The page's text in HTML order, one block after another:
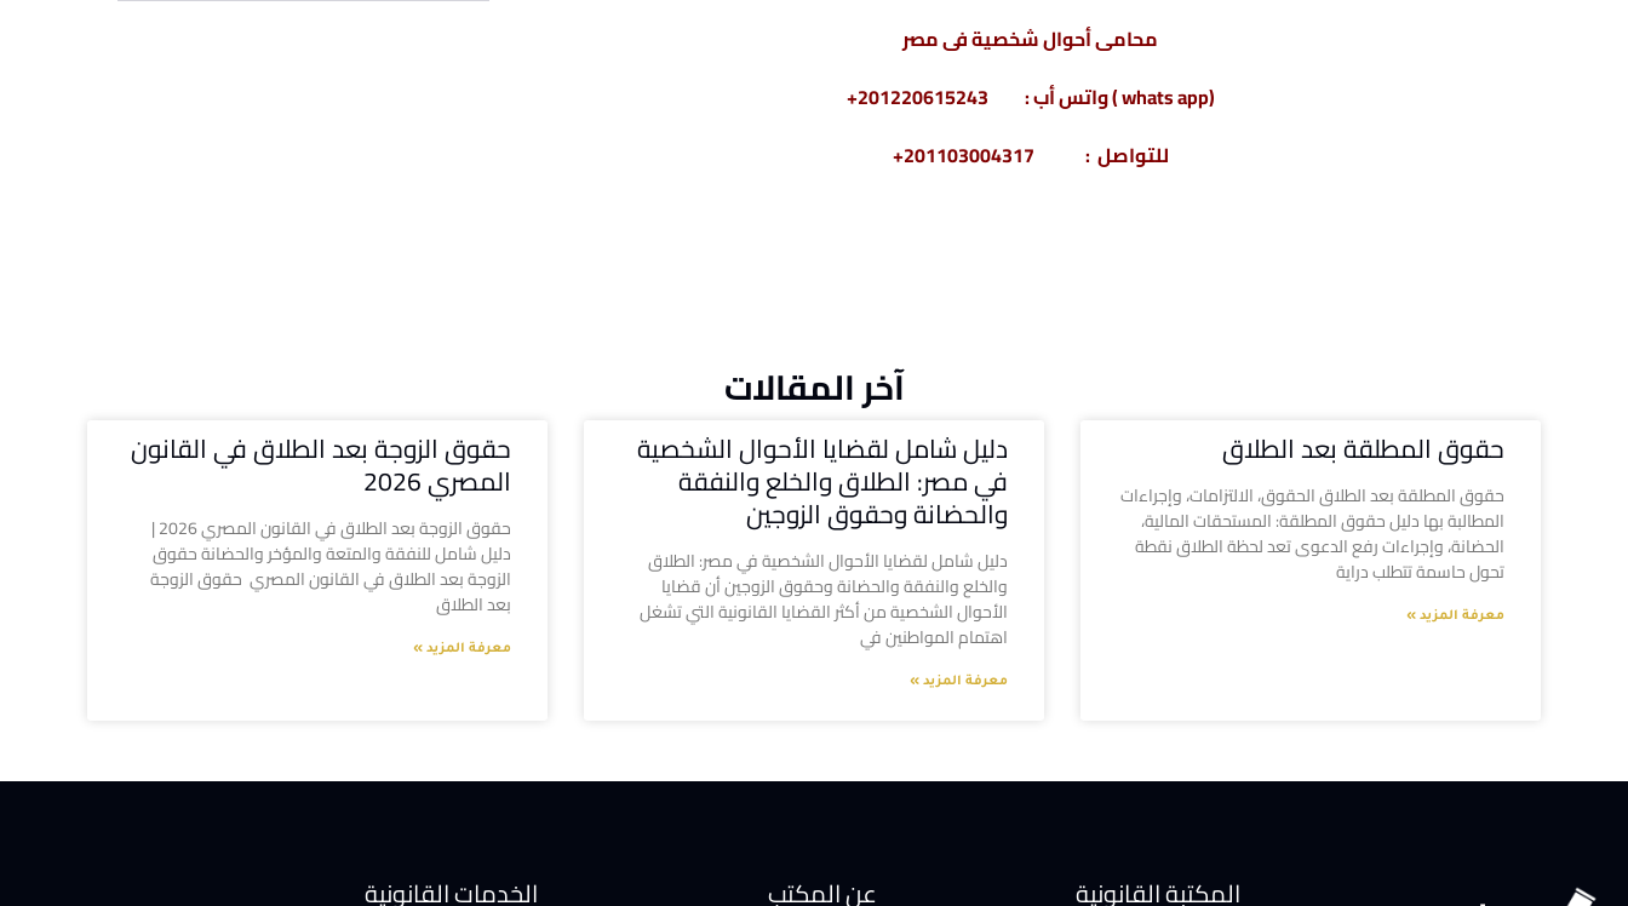
محامى أحوال شخصية فى مصر
(whats app ) واتس أب : 201220615243+
للتواصل : 201103004317+
آخر المقالات
حقوق المطلقة بعد الطلاق
حقوق المطلقة بعد الطلاق الحقوق، الالتزامات، وإجراءات
المطالبة بها دليل حقوق المطلقة: المستحقات المالية،
الحضانة، وإجراءات رفع الدعوى تعد لحظة الطلاق نقطة
تحول حاسمة تتطلب دراية
معرفة المزيد »
دليل شامل لقضايا الأحوال الشخصية
في مصر: الطلاق والخلع والنفقة
والحضانة وحقوق الزوجين
دليل شامل لقضايا الأحوال الشخصية في مصر: الطلاق
والخلع والنفقة والحضانة وحقوق الزوجين أن قضايا
الأحوال الشخصية من أكثر القضايا القانونية التي تشغل
اهتمام المواطنين في
معرفة المزيد »
حقوق الزوجة بعد الطلاق في القانون
المصري 2026
حقوق الزوجة بعد الطلاق في القانون المصري 2026 |
دليل شامل للنفقة والمتعة والمؤخر والحضانة حقوق
الزوجة بعد الطلاق في القانون المصري حقوق الزوجة
بعد الطلاق
معرفة المزيد »
المكتبة القانونية عن المكتب الخدمات القانونية